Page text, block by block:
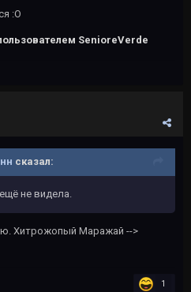
:О
SenioreVerde
сказал:
не видела.
Хитрожопый Маражай -->
1